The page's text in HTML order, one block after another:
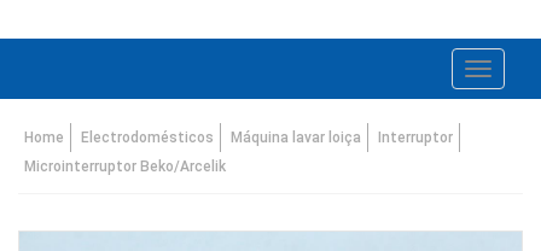
Toggle
Home Electrodomésticos Máquina lavar loiça
Interruptor
Microinterruptor Beko/Arcelik